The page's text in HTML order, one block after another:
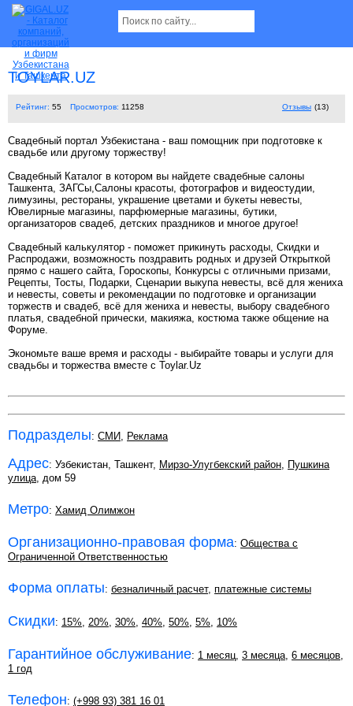
TOYLAR.UZ
Рейтинг: 55 Просмотров: 11258 Отзывы (13)
Свадебный портал Узбекистана - ваш помощник при подготовке к
свадьбе или другому торжеству!
Свадебный Каталог в котором вы найдете свадебные салоны
Ташкента, ЗАГСы,Салоны красоты, фотографов и видеостудии,
лимузины, рестораны, украшение цветами и букеты невесты,
Ювелирные магазины, парфюмерные магазины, бутики,
организаторов свадеб, детских праздников и многое другое!
Свадебный калькулятор - поможет прикинуть расходы, Скидки и
Распродажи, возможность поздравить родных и друзей Открыткой
прямо с нашего сайта, Гороскопы, Конкурсы с отличными призами,
Рецепты, Тосты, Подарки, Сценарии выкупа невесты, всё для жениха
и невесты, советы и рекомендации по подготовке и организации
торжеств и свадеб, всё для жениха и невесты, выбору свадебного
платья, свадебной прически, макияжа, костюма также общение на
Форуме.
Экономьте ваше время и расходы - выбирайте товары и услуги для
свадьбы и торжества вместе с Toylar.Uz
Подразделы: СМИ, Реклама
Адрес: Узбекистан, Ташкент, Мирзо-Улугбекский район, Пушкина
улица, дом 59
Метро: Хамид Олимжон
Организационно-правовая форма: Общества с
Ограниченной Ответственностью
Форма оплаты: безналичный расчет, платежные системы
Скидки: 15%, 20%, 30%, 40%, 50%, 5%, 10%
Гарантийное обслуживание: 1 месяц, 3 месяца, 6 месяцов,
1 год
Телефон: (+998 93) 381 16 01